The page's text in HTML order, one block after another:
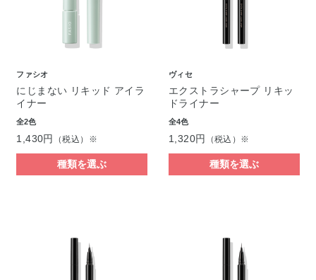
ファシオ
にじまない リキッド アイラ
イナー
全2色
1,430円 （税込）※
種類を選ぶ
ヴィセ
エクストラシャープ リキッ
ドライナー
全4色
1,320円 （税込）※
種類を選ぶ